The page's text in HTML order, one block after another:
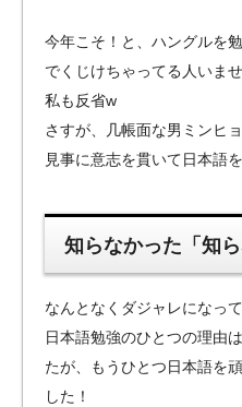
今年こそ！と、ハングルを
でくじけちゃってる人いま
私も反省w
さすが、几帳面な男ミンヒョ
見事に意志を貫いて日本語
知らなかった「知ら
なんとなくダジャレになっ
日本語勉強のひとつの理由
たが、もうひとつ日本語を
した！